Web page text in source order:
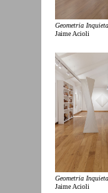
Geometria Inquieta
Jaime Acioli
Geometria Inquieta
Jaime Acioli